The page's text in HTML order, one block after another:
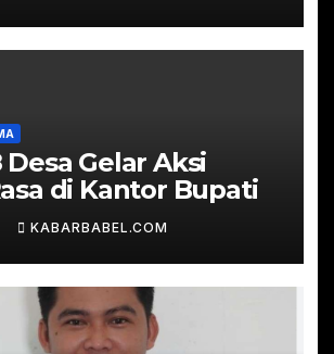
Desa Gelar Aksi
di Kantor Bupati
KABARBABEL.COM